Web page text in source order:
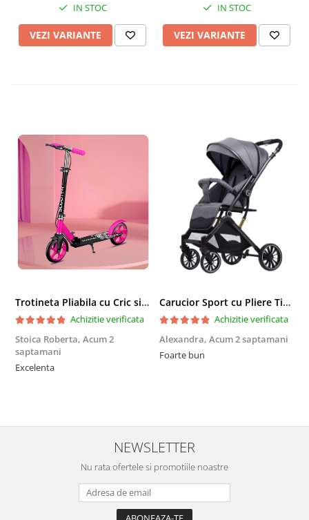
IN STOC
VEZI VARIANTE
IN STOC
VEZI VARIANTE
Trotineta Pliabila cu Cric si Maner Reglabil
Achizitie verificata
Stoica Roberta, Acum 2
saptamani
Excelenta
Carucior Sport cu Pliere Tip Troller si Maner Reversibil - Gri
Achizitie verificata
Alexandra, Acum 2 saptamani
Foarte bun
NEWSLETTER
Nu rata ofertele si promotiile noastre